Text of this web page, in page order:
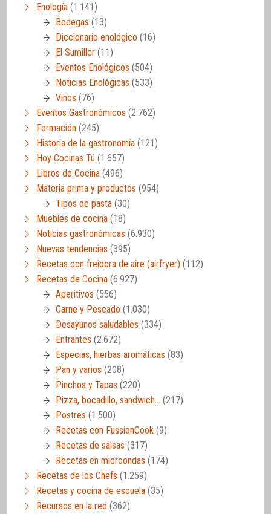
Enología (1.141)
Bodegas (13)
Diccionario enológico (16)
El Sumiller (11)
Eventos Enológicos (504)
Noticias Enológicas (533)
Vinos (76)
Eventos Gastronómicos (2.762)
Formación (245)
Historia de la gastronomía (121)
Hoy Cocinas Tú (1.657)
Libros de Cocina (496)
Materia prima y productos (954)
Tipos de pasta (30)
Muebles de cocina (18)
Noticias gastronómicas (6.930)
Nuevas tendencias (395)
Recetas con freidora de aire (airfryer) (112)
Recetas de Cocina (6.927)
Aperitivos (556)
Carne y Pescado (1.030)
Desayunos saludables (334)
Entrantes (2.672)
Especias, hierbas aromáticas (83)
Pan y varios (208)
Pinchos y Tapas (220)
Pizza, bocadillo, sandwich… (217)
Postres (1.500)
Recetas con FussionCook (9)
Recetas de salsas (317)
Recetas en microondas (174)
Recetas de los Chefs (1.259)
Recetas y cocina de escuela (35)
Recursos en la red (362)